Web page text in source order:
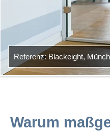
Referenz: Blackeight,
Warum